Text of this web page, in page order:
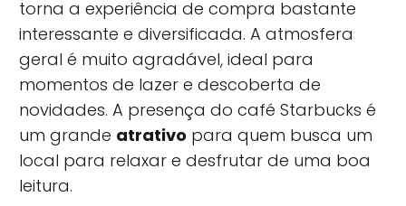
torna a experiência de compra bastante
interessante e diversificada. A atmosfera
geral é muito agradável, ideal para
momentos de lazer e descoberta de
novidades. A presença do café Starbucks é
um grande atrativo para quem busca um
local para relaxar e desfrutar de uma boa
leitura.